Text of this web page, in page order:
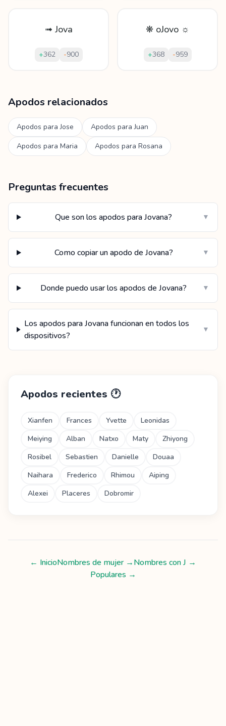
➟ Jova
+362 -900
❋ oJovo ☼
+368 -959
Apodos relacionados
Apodos paraJose Apodos paraJuan
Apodos para Maria Apodos para Rosana
Preguntas frecuentes
Que son los apodos para Jovana? ▼
Como copiar un apodo de Jovana? ▼
Donde puedo usar los apodos de Jovana? ▼
Los apodos para Jovana funcionan en todos los
dispositivos?
▼
Apodos recientes 🕐
Xianfen Frances Yvette
Leonidas
Meiying
Alban Natxo Maty
Zhiyong
Rosibel
Sebastien Danielle
Douaa
Naihara
Frederico Rhimou
Aiping
Alexei
Placeres Dobromir
← InicioNombres de mujer→Nombres conJ →
Populares →